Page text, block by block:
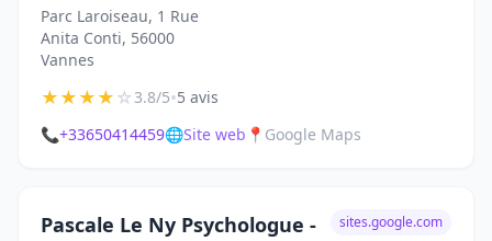
Parc Laroiseau, 1 Rue
Anita Conti, 56000
Vannes
★★★★☆3.8/5•5 avis
📞+33650414459🌐Site web 📍 Google Maps
Pascale Le Ny Psychologue -
sites.google.com